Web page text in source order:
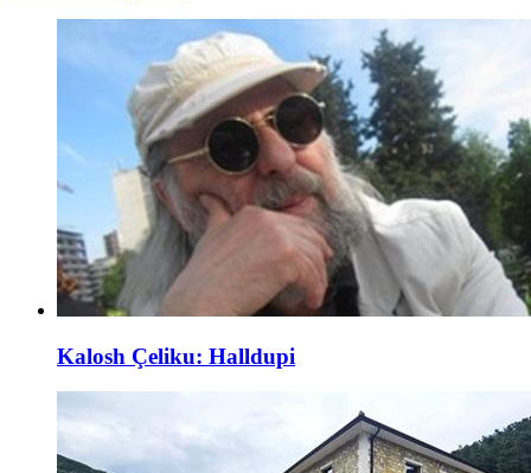
Kalosh Çeliku: Halldupi